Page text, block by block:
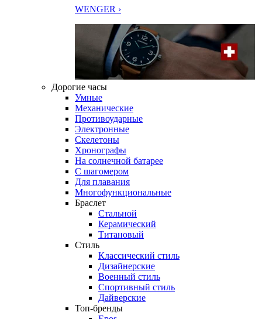
WENGER ›
Дорогие часы
Умные
Механические
Противоударные
Электронные
Скелетоны
Хронографы
На солнечной батарее
С шагомером
Для плавания
Многофункциональные
Браслет
Стальной
Керамический
Титановый
Стиль
Классический стиль
Дизайнерские
Военный стиль
Спортивный стиль
Дайверские
Топ-бренды